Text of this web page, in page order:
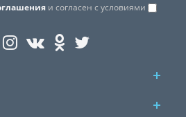
и согласен с условиями